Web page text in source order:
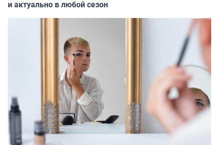
и актуально в любой сезон